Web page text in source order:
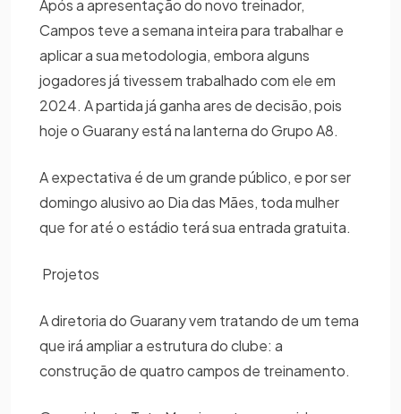
Após a apresentação do novo treinador,
Campos teve a semana inteira para trabalhar e
aplicar a sua metodologia, embora alguns
jogadores já tivessem trabalhado com ele em
2024. A partida já ganha ares de decisão, pois
hoje o Guarany está na lanterna do Grupo A8.
A expectativa é de um grande público, e por ser
domingo alusivo ao Dia das Mães, toda mulher
que for até o estádio terá sua entrada gratuita.
Projetos
A diretoria do Guarany vem tratando de um tema
que irá ampliar a estrutura do clube: a
construção de quatro campos de treinamento.